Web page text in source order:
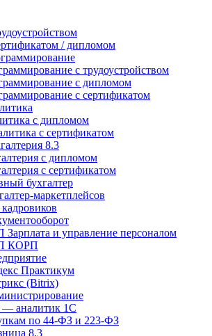
/ дипломом
с трудоустройством
с дипломом
с сертификатом
с дипломом
с сертификатом
8.3
с дипломом
с сертификатом
бухгалтер
маркетплейсов
и управление персоналом
КОРП
Практикум
(Bitrix)
— аналитик 1С
по 44‑ФЗ и 223‑ФЗ
8.3